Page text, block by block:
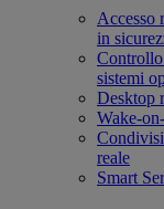
Accesso
in
sistemi
Desktop
Wake-
reale
Smart